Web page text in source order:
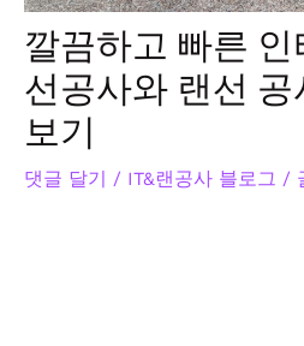
깔끔하고 빠른
선공사와 랜선
보기
댓글 달기 / IT&랜공사 블로그 /